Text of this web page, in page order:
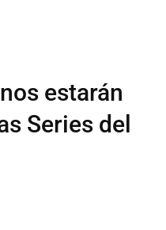
estarán
Series del